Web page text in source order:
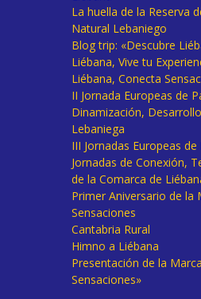
La huella de la Reserva
Natural Lebaniego
Blog trip: «Descubre
Liébana, Vive tu
Liébana, Conecta
II Jornada Europeas de
Dinamización,
Lebaniega
III Jornadas Europeas
Jornadas de Conexión,
de la Comarca de
Primer Aniversario de la
Sensaciones
Cantabria Rural
Himno a Liébana
Presentación de la
Sensaciones»